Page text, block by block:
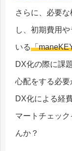
さらに、必要
し、初期費用
いる「
DX化の際に課
心配をする必要
DX化による経
マートチェック
んか？